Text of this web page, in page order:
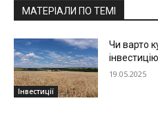
МАТЕРІАЛИ ПО ТЕМІ
Інвестиції
Чи варто
19.05.2025